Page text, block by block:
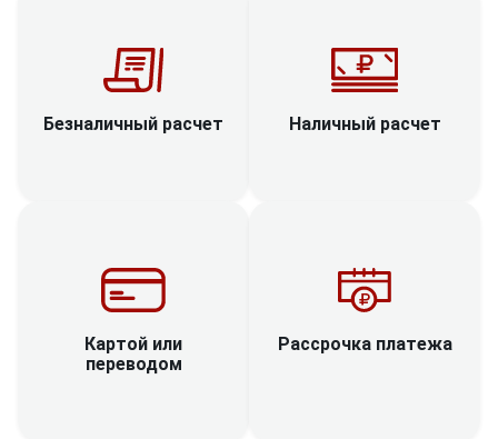
Безналичный расчет Наличный расчет
Картой или
переводом
Рассрочка платежа